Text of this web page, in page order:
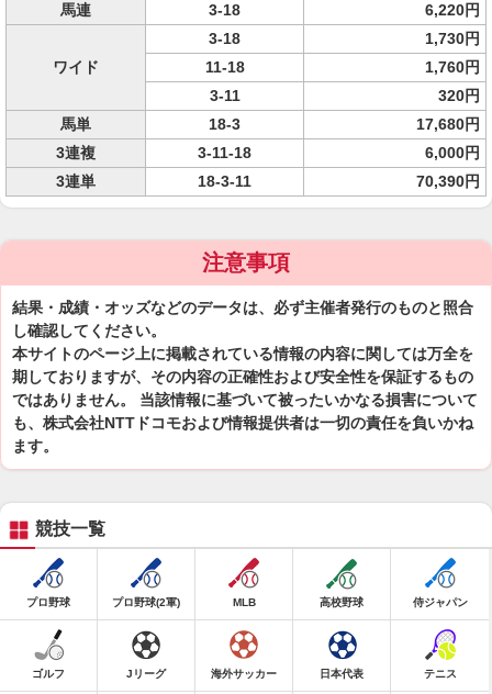
馬連
3-18 6,220円
ワイド
3-18
1,730円
11-18
1,760円
3-11
320円
馬単
18-3
17,680円
3連複
3-11-18
6,000円
3連単
18-3-11 70,390円
注意事項
結果・成績・オッズなどのデータは、必ず主催者発行のものと照合
し確認してください。
本サイトのページ上に掲載されている情報の内容に関しては万全を
期しておりますが、その内容の正確性および安全性を保証するもの
ではありません。 当該情報に基づいて被ったいかなる損害について
も、株式会社NTTドコモおよび情報提供者は一切の責任を負いかね
ます。
競技一覧
プロ野球 プロ野球(2軍) MLB 高校野球 侍ジャパン
ゴルフ Jリーグ 海外サッカー 日本代表 テニス